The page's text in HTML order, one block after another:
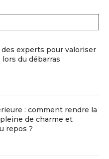
experts pour valoriser
du débarras
: comment rendre la
de charme et
repos ?